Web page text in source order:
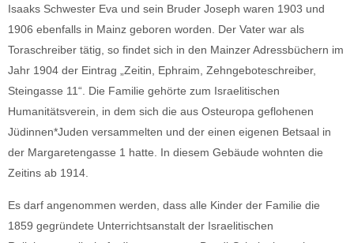
Isaaks Schwester Eva und sein Bruder Joseph waren 1903 und
1906 ebenfalls in Mainz geboren worden. Der Vater war als
Toraschreiber tätig, so findet sich in den Mainzer Adressbüchern im
Jahr 1904 der Eintrag „Zeitin, Ephraim, Zehngeboteschreiber,
Steingasse 11“. Die Familie gehörte zum Israelitischen
Humanitätsverein, in dem sich die aus Osteuropa geflohenen
Jüdinnen*Juden versammelten und der einen eigenen Betsaal in
der Margaretengasse 1 hatte. In diesem Gebäude wohnten die
Zeitins ab 1914.
Es darf angenommen werden, dass alle Kinder der Familie die
1859 gegründete Unterrichtsanstalt der Israelitischen